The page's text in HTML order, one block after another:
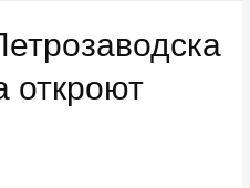
откроют